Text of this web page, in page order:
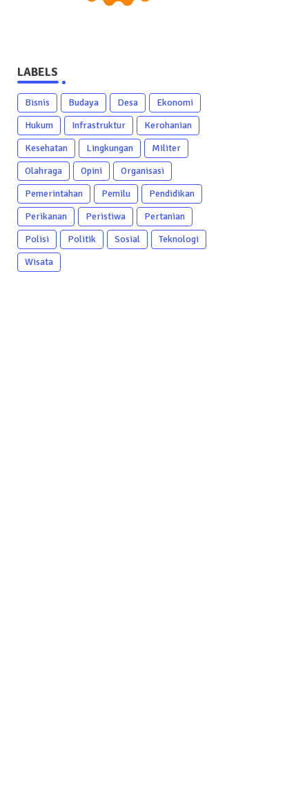
LABELS
Bisnis Budaya Desa
Ekonomi
Hukum
Infrastruktur
Kerohanian
Kesehatan
Lingkungan
Militer
Olahraga
Opini
Organisasi
Pemerintahan
Pemilu
Pendidikan
Perikanan
Peristiwa
Pertanian
Polisi
Politik Sosial
Teknologi
Wisata